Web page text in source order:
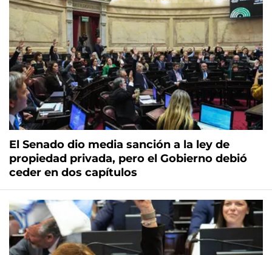
El Senado dio media sanción a la ley de
propiedad privada, pero el Gobierno debió
ceder en dos capítulos